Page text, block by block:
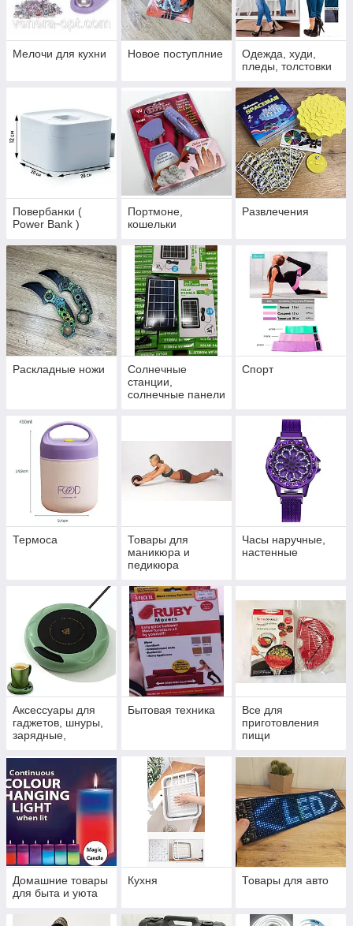
Мелочи для кухни Новое поступлние
Одежда, худи,
пледы, толстовки
Повербанки (
Power Bank )
Портмоне,
кошельки
Развлечения
Раскладные ножи
Солнечные
станции,
солнечные панели
Спорт
Термоса
Товары для
маникюра и
педикюра
Часы наручные,
настенные
Аксессуары для
гаджетов, шнуры,
зарядные,
подставки
Бытовая техника
Все для
приготовления
пищи
Домашние товары
для быта и уюта
Кухня Товары для авто